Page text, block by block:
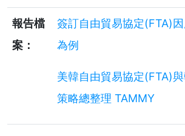
報告檔
案：
簽訂自由貿易協定(FTA)
為例
美韓自由貿易協定(FTA)
策略總整理 TAMMY